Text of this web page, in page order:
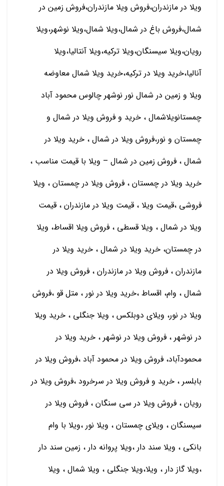
ویلا در مازندران،فروش ویلا مازندران،فروش زمین در
شمال،فروش باغ در شمال،ویلا شمال،ویلا نوشهر،ویلا
رویان،ویلا سیسنگان،ویلا ترکیه،ویلا آنتالیا،ویلا
آنالیا،خرید ویلا در ترکیه،خرید ویلا شمال معاوضه
ویلا و زمین در شمال نور نوشهر چالوس محمود آباد
چمستانویلاشمال ، خرید و فروش ویلا در شمال و
چمستان و نور،فروش ویلا در شمال ، خرید ویلا در
شمال ، فروش زمین در شمال – ویلا با قیمت مناسب ،
خرید ویلا در چمستان ، فروش ویلا در چمستان ، ویلا
فروشی ،قیمت ویلا ، قیمت ویلا در مازندران ، قیمت
ویلا در شمال ، ویلا قسطی ، فروش ویلا اقساط، ویلا
در چمستان، خرید ویلا در شمال ، خرید ویلا در
مازندران ، فروش ویلا در مازندران ، فروش ویلا در
شمال ، وام، اقساط ،خرید ویلا در نور ، متل قو ،فروش
ویلا در نور، ویلای دوبلکس ، ویلا جنگلی ، خرید ویلا
در نوشهر ، فروش ویلا در نوشهر ، خرید ویلا در
محمودآباد، فروش ویلا در محمود آباد ،فروش ویلا در
بابلسر ، خرید و فروش ویلا در سرخرود ،فروش ویلا در
رویان ، فروش ویلا در سی سنگان ، فروش ویلا در
سیسنگان ، ویلای چمستان ، ویلا نور ،ویلا با وام
بانکی ، ویلا سند دار ،ویلا پروانه دار ، زمین سند دار
،ویلا گاز دار ، ویلا،ویلا جنگلی ، ویلا شمال ، ویلا